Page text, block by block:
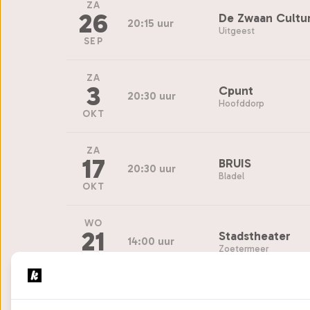
ZA
26
SEP
20:15 uur De Zwaan
Uitgeest
ZA
3
OKT
20:30 uur Cpunt
Hoofddorp
ZA
17
OKT
20:30 uur BRUIS
Bladel
WO
21 14:00 uur Stadstheater
Zoetermeer
WO